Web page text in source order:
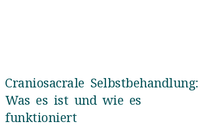
Craniosacrale Selbstbehandlung:
Was es ist und wie es
funktioniert